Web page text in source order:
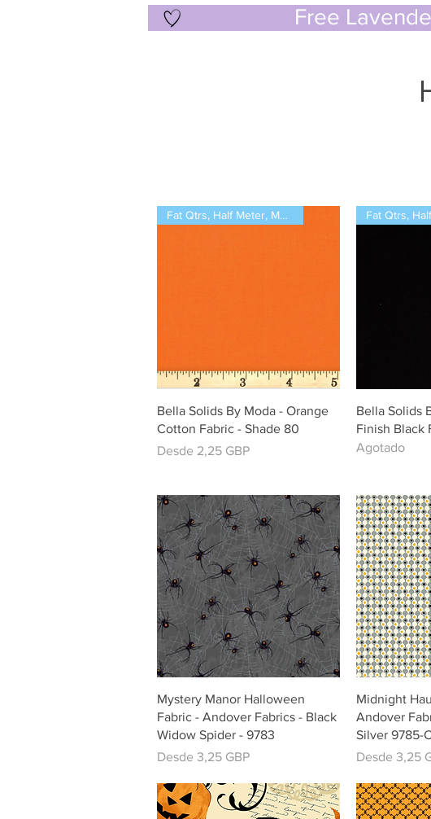
Free
Vista rápida
Fat Qtrs, Half Meter, Meters
Bella Solids By Moda - Orange
Cotton Fabric - Shade 80
Desde 2,25 GBP
Precio de oferta
Bella Solids
Finish Black
Agotado
Vista rápida
Mystery Manor Halloween
Fabric - Andover Fabrics - Black
Widow Spider - 9783
Desde 3,25 GBP
Precio de oferta
Midnight
Andover
Silver 9785-C
Desde 3,25
Precio de